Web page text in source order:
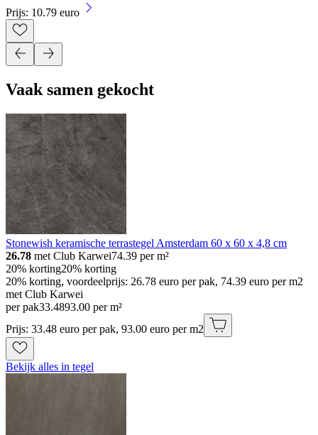
Prijs: 10.79 euro
Vaak samen gekocht
Stonewish keramische terrastegel Amsterdam 60 x 60 x 4,8 cm
26.78 met Club Karwei74.39 per m²
20% korting20% korting
20% korting, voordeelprijs: 26.78 euro per pak, 74.39 euro per m2
met Club Karwei
per pak33.4893.00 per m²
Prijs: 33.48 euro per pak, 93.00 euro per m2
Bekijk alles in tegel